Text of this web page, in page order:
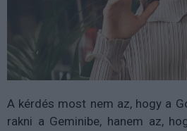
A kérdés most nem az, hogy a
rakni a Geminibe, hanem az,